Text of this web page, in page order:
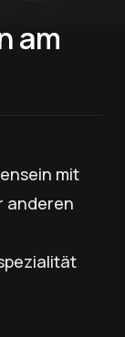
am
mit
anderen